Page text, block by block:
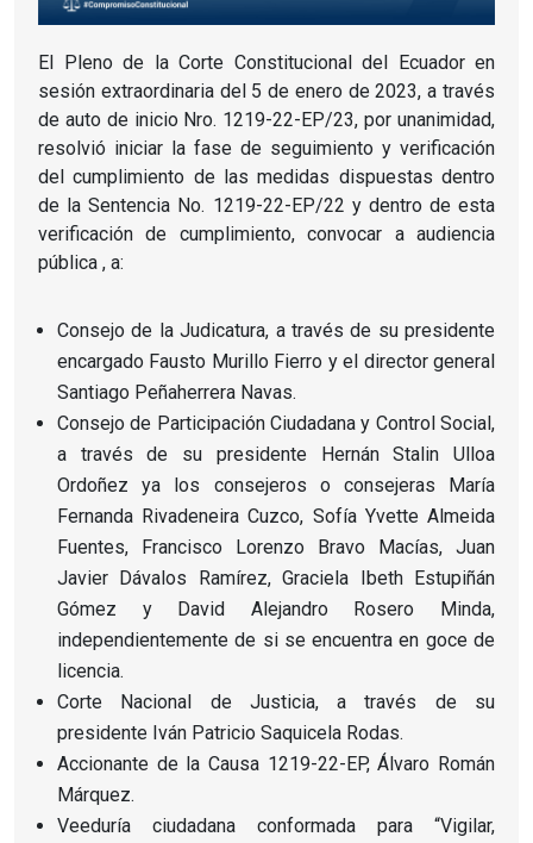
El Pleno de la Corte Constitucional del Ecuador en
sesión extraordinaria del 5 de enero de 2023, a través
de auto de inicio Nro. 1219-22-EP/23, por unanimidad,
resolvió iniciar la fase de seguimiento y verificación
del cumplimiento de las medidas dispuestas dentro
de la Sentencia No. 1219-22-EP/22 y dentro de esta
verificación de cumplimiento, convocar a audiencia
pública , a:
Consejo de la Judicatura, a través de su presidente
encargado Fausto Murillo Fierro y el director general
Santiago Peñaherrera Navas.
Consejo de Participación Ciudadana y Control Social,
a través de su presidente Hernán Stalin Ulloa
Ordoñez ya los consejeros o consejeras María
Fernanda Rivadeneira Cuzco, Sofía Yvette Almeida
Fuentes, Francisco Lorenzo Bravo Macías, Juan
Javier Dávalos Ramírez, Graciela Ibeth Estupiñán
Gómez y David Alejandro Rosero Minda,
independientemente de si se encuentra en goce de
licencia.
Corte Nacional de Justicia, a través de su
presidente Iván Patricio Saquicela Rodas.
Accionante de la Causa 1219-22-EP, Álvaro Román
Márquez.
Veeduría ciudadana conformada para “Vigilar,